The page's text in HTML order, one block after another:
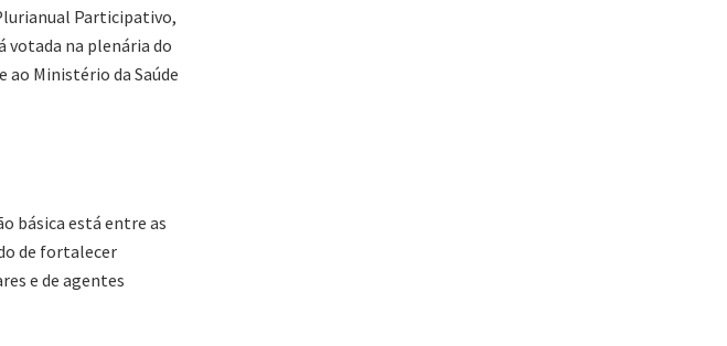
Participativo,
votada na plenária do
ao Ministério da Saúde
básica está entre as
de fortalecer
e de agentes